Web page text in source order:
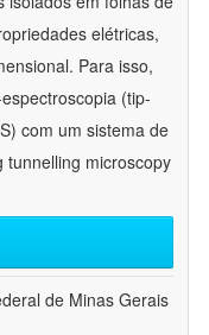
elétricas,
Para isso,
(tip-
com um sistema de
tunnelling microscopy
de Minas Gerais